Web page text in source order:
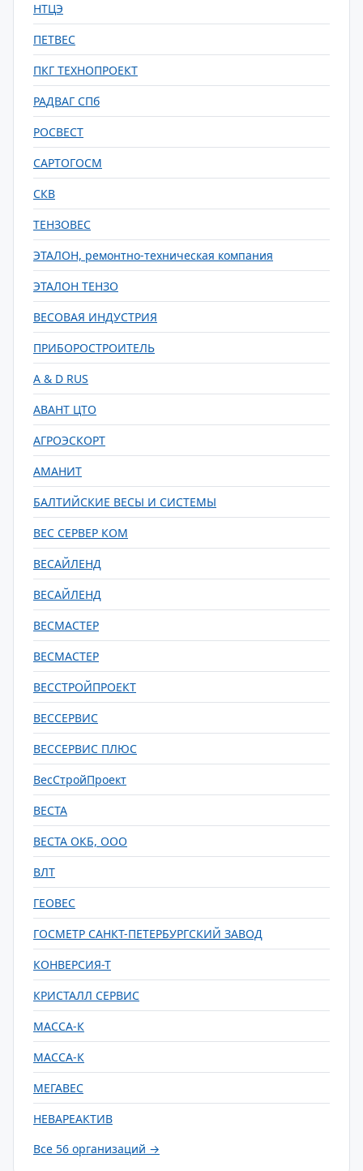
НТЦЭ
ПЕТВЕС
ПКГ ТЕХНОПРОЕКТ
РАДВАГ СПб
РОСВЕСТ
САРТОГОСМ
СКВ
ТЕНЗОВЕС
ЭТАЛОН, ремонтно-техническая компания
ЭТАЛОН ТЕНЗО
ВЕСОВАЯ ИНДУСТРИЯ
ПРИБОРОСТРОИТЕЛЬ
A & D RUS
АВАНТ ЦТО
АГРОЭСКОРТ
АМАНИТ
БАЛТИЙСКИЕ ВЕСЫ И СИСТЕМЫ
ВЕС СЕРВЕР КОМ
ВЕСАЙЛЕНД
ВЕСАЙЛЕНД
ВЕСМАСТЕР
ВЕСМАСТЕР
ВЕССТРОЙПРОЕКТ
ВЕССЕРВИС
ВЕССЕРВИС ПЛЮС
ВесСтройПроект
ВЕСТА
ВЕСТА ОКБ, ООО
ВЛТ
ГЕОВЕС
ГОСМЕТР САНКТ-ПЕТЕРБУРГСКИЙ ЗАВОД
КОНВЕРСИЯ-Т
КРИСТАЛЛ СЕРВИС
МАССА-К
МАССА-К
МЕГАВЕС
НЕВАРЕАКТИВ
Все 56 организаций →